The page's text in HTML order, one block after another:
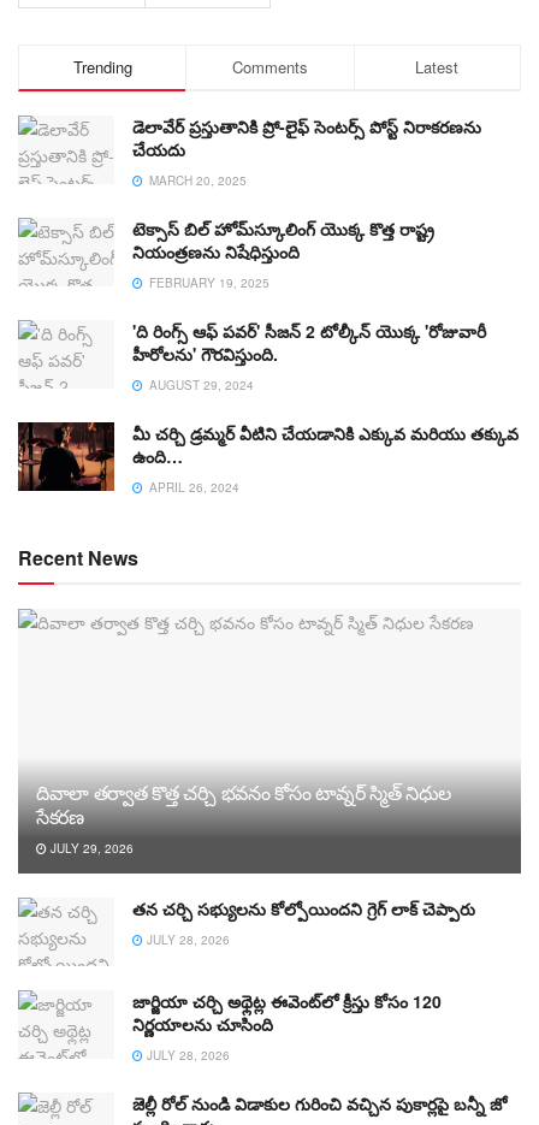
Trending Comments Latest
డెలావేర్ ప్రస్తుతానికి ప్రో-లైఫ్ సెంటర్స్ పోస్ట్ నిరాకరణను
చేయదు
MARCH 20, 2025
టెక్సాస్ బిల్ హోమ్‌స్కూలింగ్ యొక్క కొత్త రాష్ట్ర
నియంత్రణను నిషేధిస్తుంది
FEBRUARY 19, 2025
'ది రింగ్స్ ఆఫ్ పవర్' సీజన్ 2 టోల్కీన్ యొక్క 'రోజువారీ
హీరోలను' గౌరవిస్తుంది.
AUGUST 29, 2024
మీ చర్చి డ్రమ్మర్ వీటిని చేయడానికి ఎక్కువ మరియు తక్కువ
ఉంది…
APRIL 26, 2024
Recent News
దివాలా తర్వాత కొత్త చర్చి భవనం కోసం టావ్నర్ స్మిత్ నిధుల
సేకరణ
JULY 29, 2026
తన చర్చి సభ్యులను కోల్పోయిందని గ్రెగ్ లాక్ చెప్పారు
JULY 28, 2026
జార్జియా చర్చి అథ్లెట్ల ఈవెంట్‌లో క్రీస్తు కోసం 120
నిర్ణయాలను చూసింది
JULY 28, 2026
జెల్లీ రోల్ నుండి విడాకుల గురించి వచ్చిన పుకార్లపై బన్నీ జో